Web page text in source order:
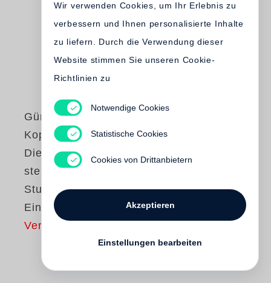
Günter Grass
Kopfgeburten oder
Die Deutschen
sterben aus /
Studienausgabe in
Einzelbänden
Vergriffen
Wir verwenden Cookies, um Ihr Erlebnis zu
verbessern und Ihnen personalisierte Inhalte
zu liefern. Durch die Verwendung dieser
Website stimmen Sie unseren Cookie-
Richtlinien zu
Notwendige Cookies
Statistische Cookies
Cookies von Drittanbietern
Akzeptieren
Einstellungen bearbeiten